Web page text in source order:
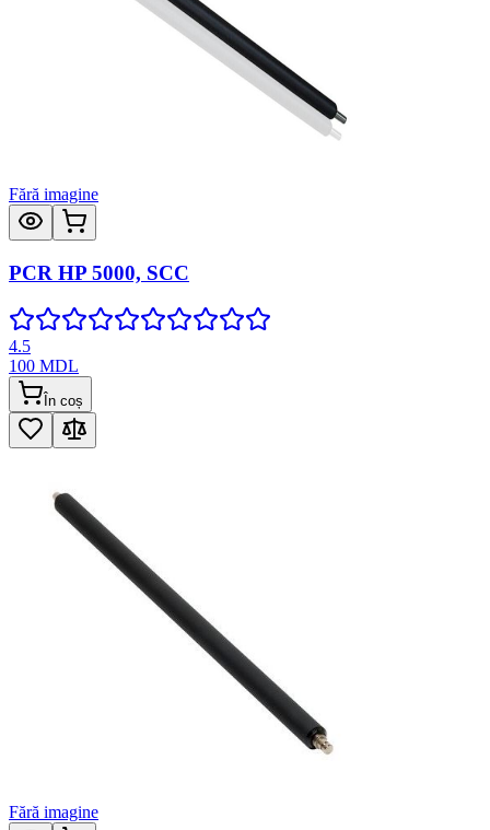
Fără imagine
PCR HP 5000, SCC
4.5
100 MDL
În coș
Fără imagine